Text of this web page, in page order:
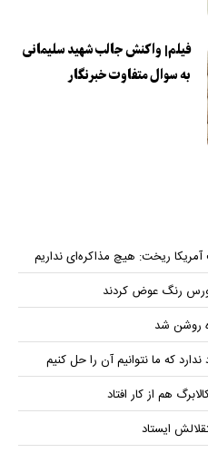
فیلم| واکنش جالب شهید سلیمانی
به سوال متفاوت خبرنگار
ریخت: هیچ مذاکره‌ای نداریم
رنگ عوض کردند
روشن شد
که ما نتوانیم آن را حل کنیم
هم از کار افتاد
ایستاد